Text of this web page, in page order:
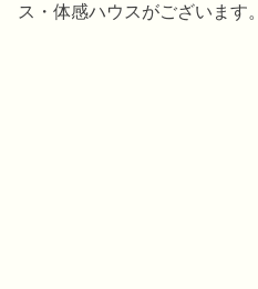
ス・体感ハウスがございます。